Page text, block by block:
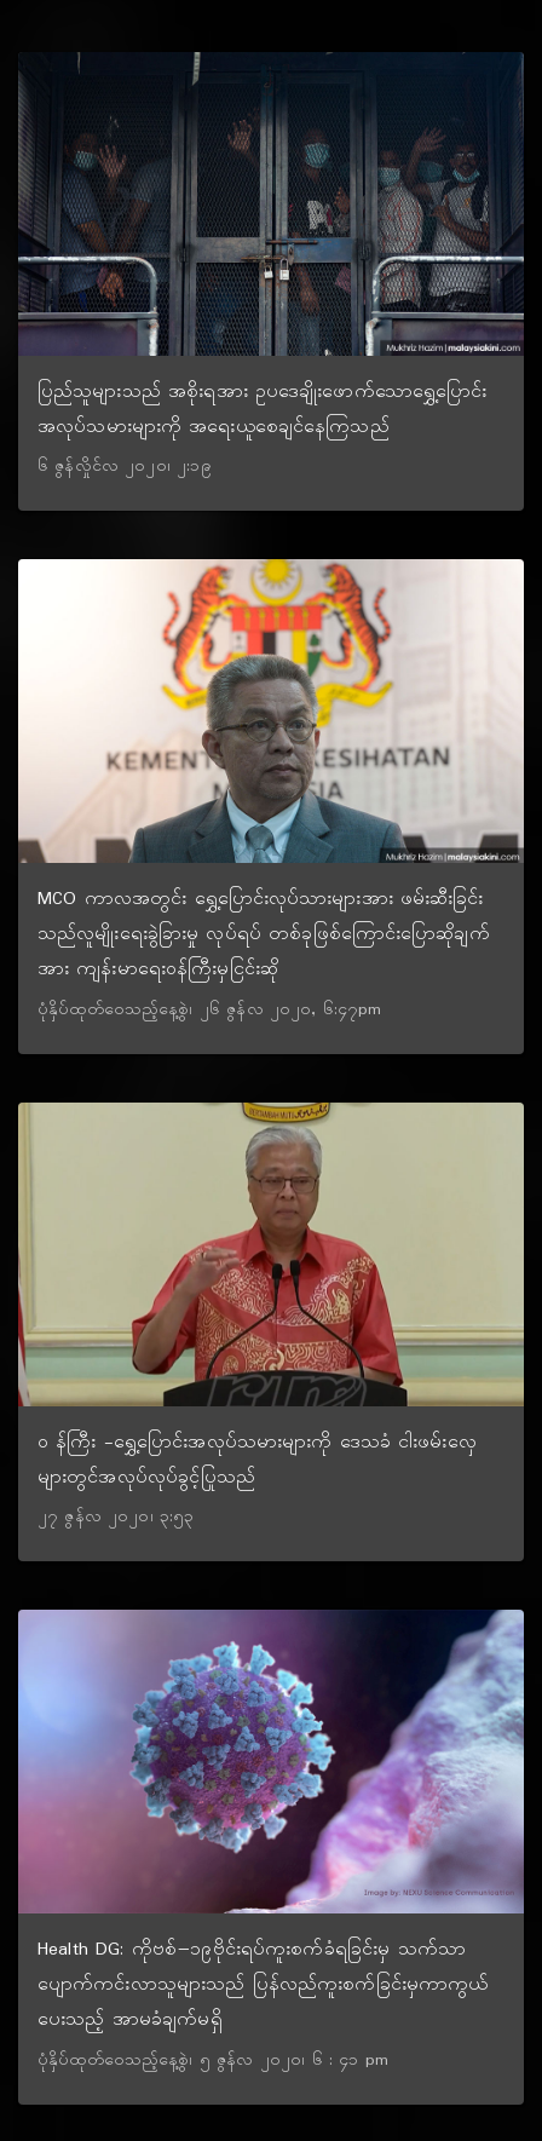
ပြည်သူများသည် အစိုးရအား ဥပဒေချိုးဖောက်သောရွှေ့ပြောင်း
အလုပ်သမားများကို အရေးယူစေချင်နေကြသည်
၆ ဇွန်လှိုင်လ ၂၀၂၀၊ ၂:၁၉
MCO ကာလအတွင်း ရွှေ့ပြောင်းလုပ်သားများအား ဖမ်းဆီးခြင်း
သည်လူမျိုးရေးခွဲခြားမှု လုပ်ရပ် တစ်ခုဖြစ်ကြောင်းပြောဆိုချက်
အား ကျန်းမာရေးဝန်ကြီးမှငြင်းဆို
ပုံနှိပ်ထုတ်ဝေသည့်နေ့စွဲ၊ ၂၆ ဇွန်လ ၂၀၂၀, ၆:၄၇pm
၀ န်ကြီး -ရွှေ့ပြောင်းအလုပ်သမားများကို ဒေသခံ ငါးဖမ်းလှေ
များတွင်အလုပ်လုပ်ခွင့်ပြုသည်
၂၇ ဇွန်လ ၂၀၂၀၊ ၃:၅၃
Health DG: ကိုဗစ်−၁၉ဗိုင်းရပ်ကူးစက်ခံရခြင်းမှ သက်သာ
ပျောက်ကင်းလာသူများသည် ပြန်လည်ကူးစက်ခြင်းမှကာကွယ်
ပေးသည့် အာမခံချက်မရှိ
ပုံနှိပ်ထုတ်ဝေသည့်နေ့စွဲ၊ ၅ ဇွန်လ ၂၀၂၀၊ ၆ : ၄၁ pm